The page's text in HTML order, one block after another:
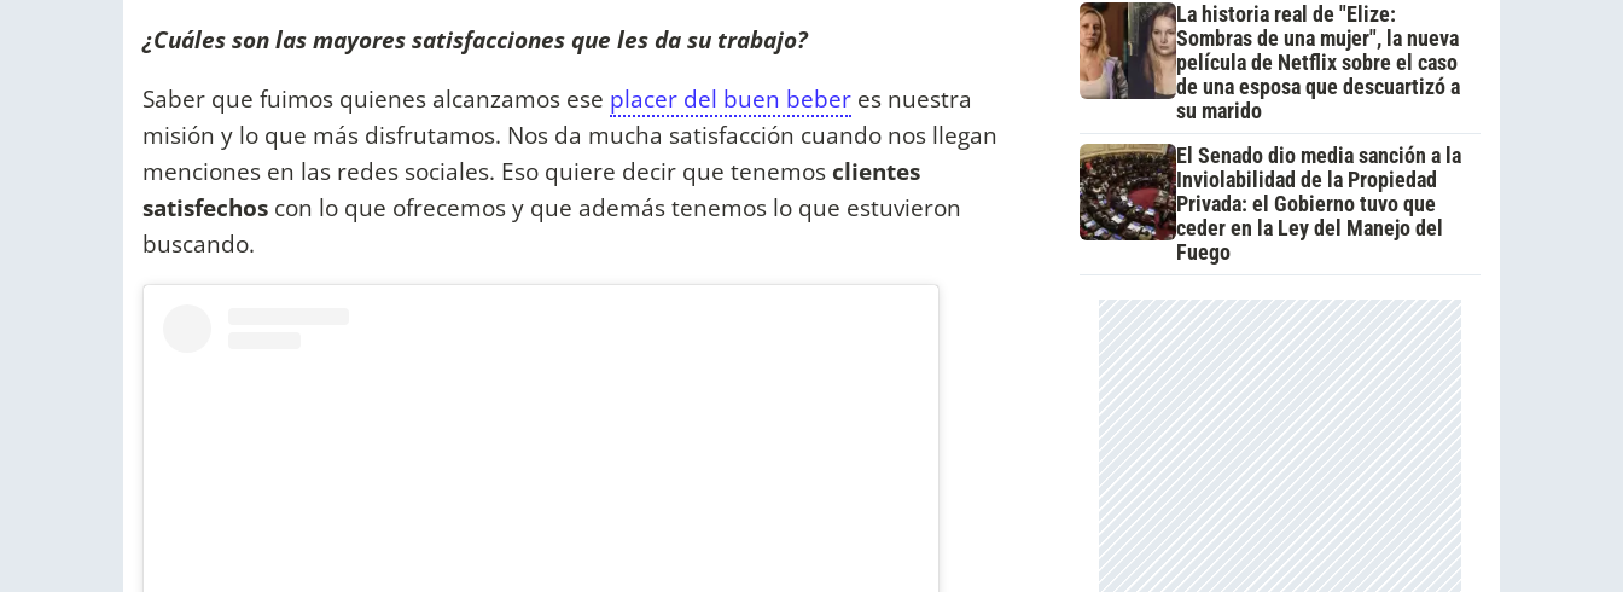
¿Cuáles son las mayores satisfacciones que les da su trabajo?
Saber que fuimos quienes alcanzamos ese placer del buen beber es nuestra
misión y lo que más disfrutamos. Nos da mucha satisfacción cuando nos llegan
menciones en las redes sociales. Eso quiere decir que tenemos clientes
satisfechos con lo que ofrecemos y que además tenemos lo que estuvieron
buscando.
La historia real de "Elize:
Sombras de una mujer", la nueva
película de Netflix sobre el caso
de una esposa que descuartizó a
su marido
El Senado dio media sanción a la
Inviolabilidad de la Propiedad
Privada: el Gobierno tuvo que
ceder en la Ley del Manejo del
Fuego